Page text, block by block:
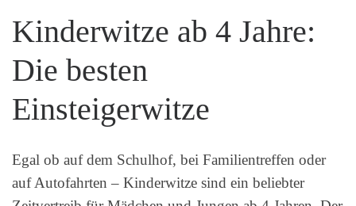
Kinderwitze ab 4 Jahre:
Die besten
Einsteigerwitze
Egal ob auf dem Schulhof, bei Familientreffen oder
auf Autofahrten – Kinderwitze sind ein beliebter